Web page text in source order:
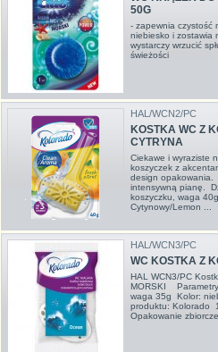
50G
- zapewnia czystość
niebiesko i zostawia
wystarczy wrzucić
świeżości
HAL/WCN2/PC
KOSTKA WC Z
CYTRYNA
Ciekawe i wyraziste
koszyczek z
design opakowania.
intensywną pianę.
koszyczku, waga
Cytynowy/Lemon ...
HAL/WCN3/PC
WC KOSTKA Z
HAL WCN3/PC
MORSKI
waga 35g Kolor:
produktu: Kolorado
Opakowanie